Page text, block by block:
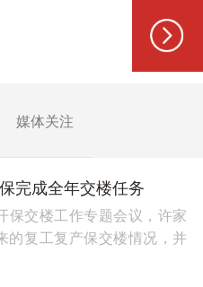
媒体关注
完成全年交楼任务
保交楼工作专题会议，许家
的复工复产保交楼情况，并